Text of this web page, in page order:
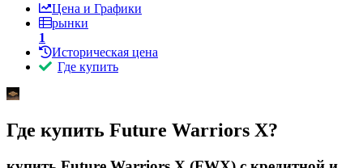
Цена и Графики
рынки
1
Историческая цена
Где купить
Где купить Future Warriors X?